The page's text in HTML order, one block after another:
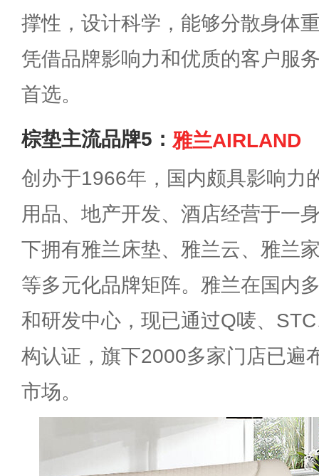
撑性，设计科学，能够分散身体
凭借品牌影响力和优质的客户服
首选。
棕垫主流品牌5： 雅兰AIRLAND
创办于1966年，国内颇具影响力
用品、地产开发、酒店经营于一
下拥有雅兰床垫、雅兰云、雅兰
等多元化品牌矩阵。雅兰在国内
和研发中心，现已通过Q唛、
构认证，旗下2000多家门店已遍
市场。